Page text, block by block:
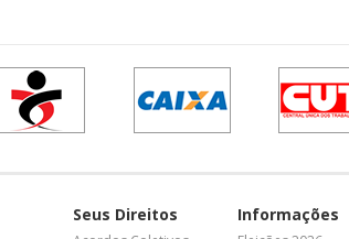
Seus Direitos Informações